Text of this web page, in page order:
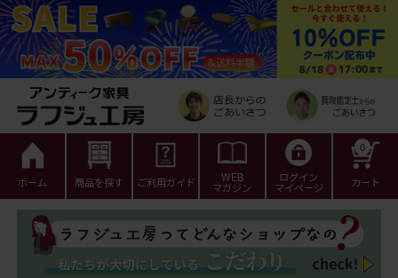
ホーム 商品を探す ご利用ガイド WEB
マガジン
ログイン
マイページ カート
0